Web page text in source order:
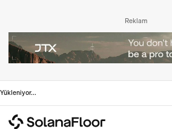
Reklam
Yükleniyor...